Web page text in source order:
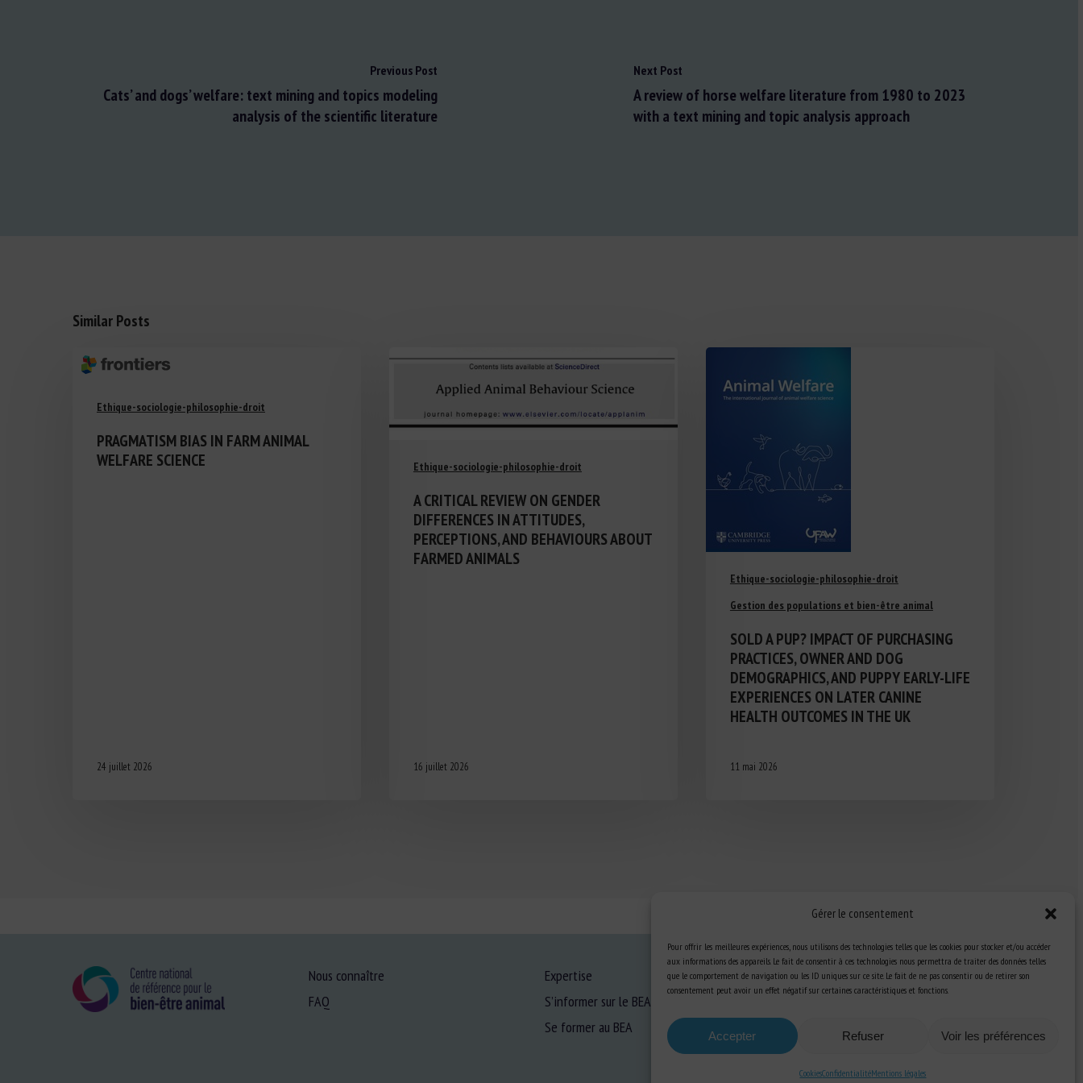
Gérer le consentement
Pour offrir les meilleures expériences, nous utilisons des technologies telles que les cookies pour stocker et/ou accéder
aux informations des appareils. Le fait de consentir à ces technologies nous permettra de traiter des données telles
que le comportement de navigation ou les ID uniques sur ce site. Le fait de ne pas consentir ou de retirer son
consentement peut avoir un effet négatif sur certaines caractéristiques et fonctions.
Accepter Refuser Voir les préférences
CookiesConfidentialitéMentions légales
Previous Post
Cats’ and dogs’ welfare: text mining and topics modeling
analysis of the scientific literature
Next Post
A review of horse welfare literature from 1980 to 2023
with a text mining and topic analysis approach
Similar Posts
Ethique-sociologie-philosophie-droit
PRAGMATISM BIAS IN FARM ANIMAL
WELFARE SCIENCE
24 juillet 2026
Ethique-sociologie-philosophie-droit
A CRITICAL REVIEW ON GENDER
DIFFERENCES IN ATTITUDES,
PERCEPTIONS, AND BEHAVIOURS ABOUT
FARMED ANIMALS
16 juillet 2026
Ethique-sociologie-philosophie-droit
Gestion des populations et bien-être animal
SOLD A PUP? IMPACT OF PURCHASING
PRACTICES, OWNER AND DOG
DEMOGRAPHICS, AND PUPPY EARLY-LIFE
EXPERIENCES ON LATER CANINE
HEALTH OUTCOMES IN THE UK
11 mai 2026
Nous connaître
FAQ
Expertise
S’informer sur le BEA
Se former au BEA
Ressources